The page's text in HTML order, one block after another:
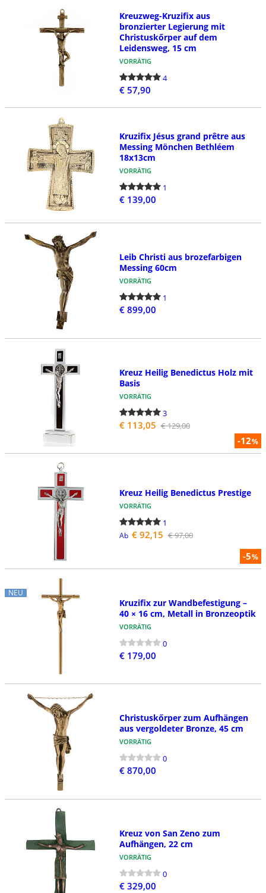
Kreuzweg-Kruzifix aus
bronzierter Legierung mit
Christuskőrper auf dem
Leidensweg, 15 cm
VORRÄTIG
4
€ 57,90
Kruzifix Jésus grand prêtre aus
Messing Mönchen Bethléem
18x13cm
VORRÄTIG
1
€ 139,00
Leib Christi aus brozefarbigen
Messing 60cm
VORRÄTIG
1
€ 899,00
-12%
Kreuz Heilig Benedictus Holz mit
Basis
VORRÄTIG
3
€ 113,05 € 129,00
-5%
Kreuz Heilig Benedictus Prestige
VORRÄTIG
1
Ab € 92,15 € 97,00
NEU
Kruzifix zur Wandbefestigung –
40 × 16 cm, Metall in Bronzeoptik
VORRÄTIG
0
€ 179,00
Christuskőrper zum Aufhängen
aus vergoldeter Bronze, 45 cm
VORRÄTIG
0
€ 870,00
Kreuz von San Zeno zum
Aufhängen, 22 cm
VORRÄTIG
0
€ 329,00